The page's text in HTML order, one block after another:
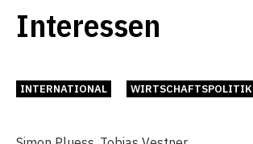
Interessen
INTERNATIONAL WIRTSCHAFTSPOLITIK